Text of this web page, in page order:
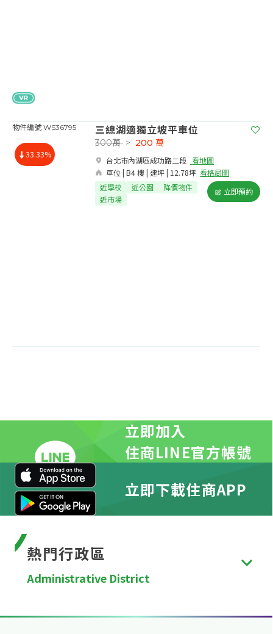
物件編號 WS36795
33.33%
三總湖適獨立坡平車位
台北市內湖區成功路二段​ 看地圖
車位 | B4 樓 | 建坪 | 12.78坪 看格局圖
300萬 > 200 萬
近學校 近公園
降價物件
近市場
立即預約
立即加入
住商LINE官方帳號
立即下載住商APP
熱門行政區
Administrative District
市、新竹縣、苗栗縣、彰化縣、南投縣、雲林縣、嘉